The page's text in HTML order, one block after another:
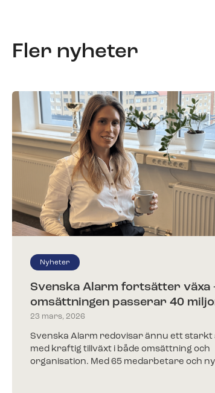
Fler nyheter
Nyheter
Svenska Alarm fortsätter växa
omsättningen passerar 40
23 mars, 2026
Svenska Alarm redovisar ännu ett starkt
med kraftig tillväxt i både omsättning och
organisation. Med 65 medarbetare och